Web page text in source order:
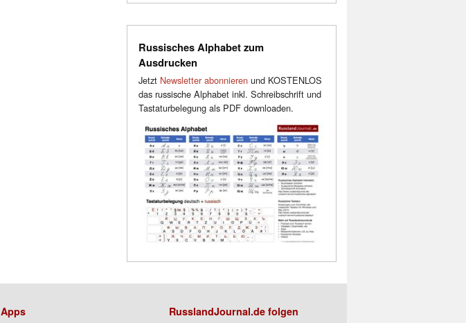
Russisches Alphabet zum
Ausdrucken
Jetzt Newsletter abonnierenund KOSTENLOS
das russische Alphabet inkl. Schreibschrift und
Tastaturbelegung als PDF downloaden.
Apps
RusslandJournal.de folgen